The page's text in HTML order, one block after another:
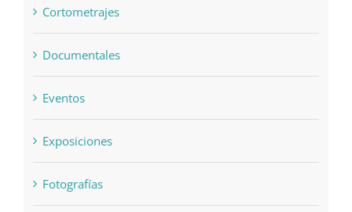
Cortometrajes
Documentales
Eventos
Exposiciones
Fotografías